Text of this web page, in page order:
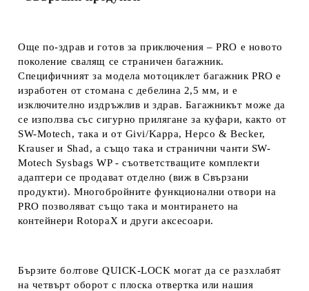
Още по-здрав и готов за приключения – PRO е новото
поколение свалящ се страничен багажник.
Специфичният за модела мотоциклет багажник PRO е
изработен от стомана с дебелина 2,5 мм, и е
изключително издръжлив и здрав. Багажникът може да
се използва със сигурно прилягане за куфари, както от
SW-Motech, така и от Givi/Kappa, Hepco & Becker,
Krauser и Shad, а също така и странични чанти SW-
Motech Sysbags WP - съответстващите комплекти
адаптери се продават отделно (виж в Свързани
продукти). Многобройните функционални отвори на
PRO позволяват също така и монтирането на
контейнери RotopaX и други аксесоари.
Бързите болтове QUICK-LOCK могат да се разхлабят
на четвърт оборот с плоска отвертка или нашия